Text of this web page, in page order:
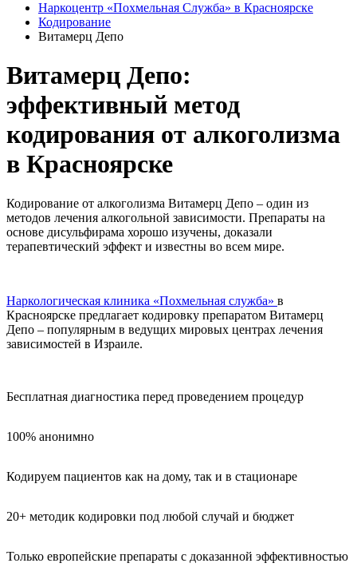
Наркоцентр «Похмельная Служба» в Красноярске
Кодирование
Витамерц Депо
Витамерц Депо:
эффективный метод
кодирования от алкоголизма
в Красноярске
Кодирование от алкоголизма Витамерц Депо – один из
методов лечения алкогольной зависимости. Препараты на
основе дисульфирама хорошо изучены, доказали
терапевтический эффект и известны во всем мире.
Наркологическая клиника «Похмельная служба» в
Красноярске предлагает кодировку препаратом Витамерц
Депо – популярным в ведущих мировых центрах лечения
зависимостей в Израиле.
Бесплатная диагностика перед проведением процедур
100% анонимно
Кодируем пациентов как на дому, так и в стационаре
20+ методик кодировки под любой случай и бюджет
Только европейские препараты с доказанной эффективностью